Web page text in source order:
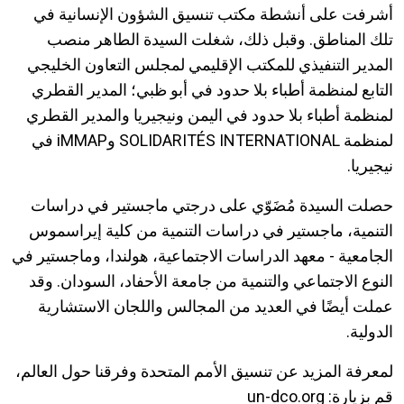
أشرفت على أنشطة مكتب تنسيق الشؤون الإنسانية في
تلك المناطق. وقبل ذلك، شغلت السيدة الطاهر منصب
المدير التنفيذي للمكتب الإقليمي لمجلس التعاون الخليجي
التابع لمنظمة أطباء بلا حدود في أبو ظبي؛ المدير القطري
لمنظمة أطباء بلا حدود في اليمن ونيجيريا والمدير القطري
لمنظمة SOLIDARITÉS INTERNATIONAL وiMMAP في
نيجيريا.
حصلت السيدة مُضَوّي على درجتي ماجستير في دراسات
التنمية، ماجستير في دراسات التنمية من كلية إيراسموس
الجامعية - معهد الدراسات الاجتماعية، هولندا، وماجستير في
النوع الاجتماعي والتنمية من جامعة الأحفاد، السودان. وقد
عملت أيضًا في العديد من المجالس واللجان الاستشارية
الدولية.
لمعرفة المزيد عن تنسيق الأمم المتحدة وفرقنا حول العالم،
قم بزيارة: un-dco.org